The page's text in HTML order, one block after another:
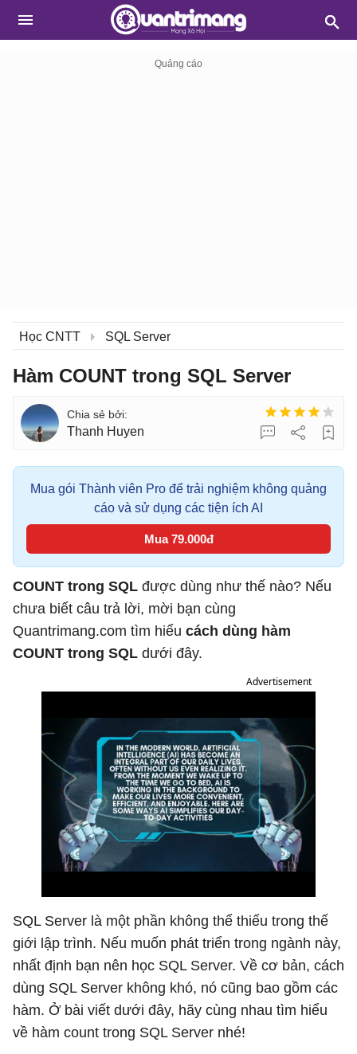
Học CNTT SQL Server
Hàm COUNT trong SQL Server
Thanh Huyen
Mua gói Thành viên Pro để trải nghiệm không quảng
cáo và sử dụng các tiện ích AI
Mua 79.000đ
COUNT trong SQL được dùng như thế nào? Nếu
chưa biết câu trả lời, mời bạn cùng
Quantrimang.com tìm hiểu cách dùng hàm
COUNT trong SQL dưới đây.
Advertisement
SQL Server là một phần không thể thiếu trong thế
giới lập trình. Nếu muốn phát triển trong ngành này,
nhất định bạn nên học SQL Server. Về cơ bản, cách
dùng SQL Server không khó, nó cũng bao gồm các
hàm. Ở bài viết dưới đây, hãy cùng nhau tìm hiểu
về hàm count trong SQL Server nhé!